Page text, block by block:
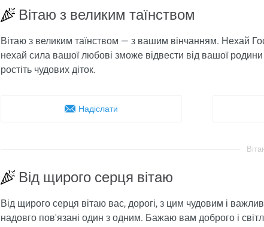
Вітаю з великим таїнством
Вітаю з великим таїнством — з вашим вінчанням. Нехай
нехай сила вашої любові зможе відвести від вашої родини
ростіть чудових діток.
Надіслати
Від щирого серця вітаю
Від щирого серця вітаю вас, дорогі, з цим чудовим і
надовго пов'язані один з одним. Бажаю вам доброго і